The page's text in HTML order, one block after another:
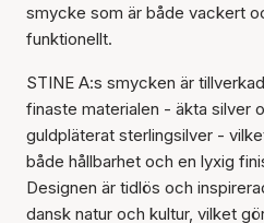
smycke som är både vackert
funktionellt.
STINE A:s smycken är
finaste materialen - äkta silver
guldpläterat sterlingsilver -
både hållbarhet och en lyxig
Designen är tidlös och
dansk natur och kultur, vilket